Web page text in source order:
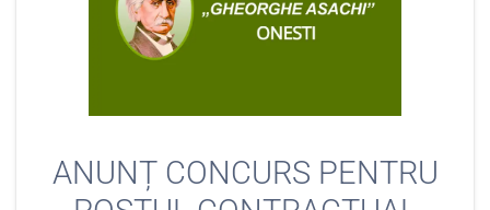
ANUNȚ CONCURS PENTRU